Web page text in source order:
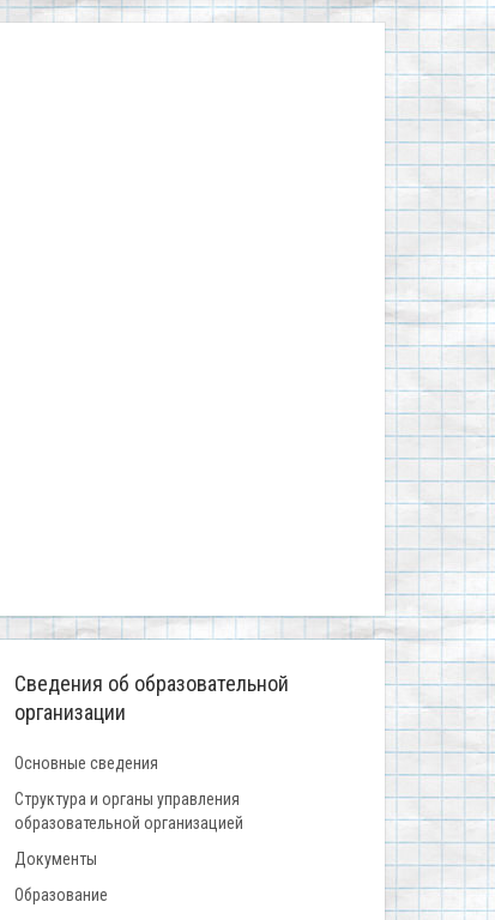
Сведения об образовательной
организации
Основные сведения
Структура и органы управления
образовательной организацией
Документы
Образование